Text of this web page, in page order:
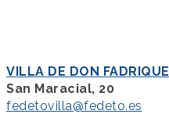
VILLA DE DON FADRIQUE
San Maracial, 20
fedetovilla@fedeto.es